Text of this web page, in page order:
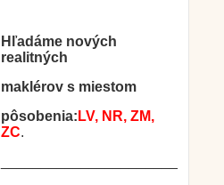
Hľadáme nových
realitných
maklérov s miestom
pôsobenia: LV, NR, ZM,
ZC.